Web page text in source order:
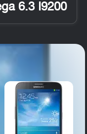
6.3 I9200